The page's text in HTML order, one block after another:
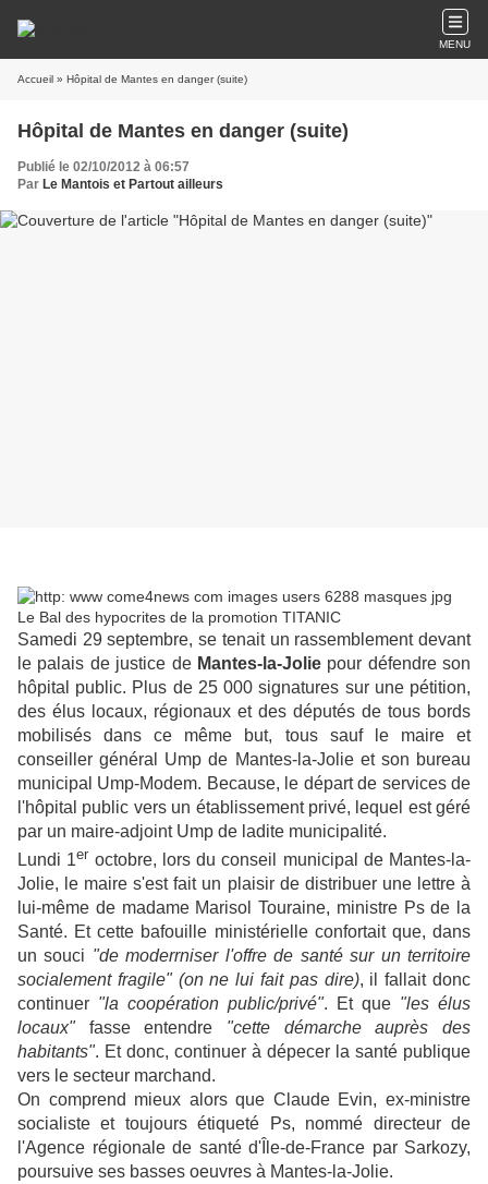
MENU
Accueil » Hôpital de Mantes en danger (suite)
Hôpital de Mantes en danger (suite)
Publié le 02/10/2012 à 06:57
Par Le Mantois et Partout ailleurs
Samedi 29 septembre, se tenait un rassemblement devant
le palais de justice de Mantes-la-Joliepour défendre son
hôpital public. Plus de 25 000 signatures sur une pétition,
des élus locaux, régionaux et des députés de tous bords
mobilisés dans ce même but, tous sauf le maire et
conseiller général Ump de Mantes-la-Jolie et son bureau
municipal Ump-Modem. Because, le départ de services de
l'hôpital public vers un établissement privé, lequel est géré
par un maire-adjoint Ump de ladite municipalité.
Lundi 1er octobre, lors du conseil municipal de Mantes-la-
Jolie, le maire s'est fait un plaisir de distribuer une lettre à
lui-même de madame Marisol Touraine, ministre Ps de la
Santé. Et cette bafouille ministérielle confortait que, dans
un souci "de moderrniser l'offre de santé sur un territoire
socialement fragile" (on ne lui fait pas dire), il fallait donc
continuer "la coopération public/privé". Et que "les élus
locaux"fasse entendre "cette démarche auprès des
habitants". Et donc, continuer à dépecer la santé publique
vers le secteur marchand.
On comprend mieux alors que Claude Evin, ex-ministre
socialiste et toujours étiqueté Ps, nommé directeur de
l'Agence régionale de santé d'Île-de-France par Sarkozy,
poursuive ses basses oeuvres à Mantes-la-Jolie.